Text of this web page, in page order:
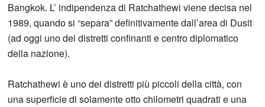
Bangkok. L’ indipendenza di Ratchathewi viene decisa nel
1989, quando si “separa” definitivamente dall’area di Dusit
(ad oggi uno dei distretti confinanti e centro diplomatico
della nazione).
Ratchathewi è uno dei distretti più piccoli della città, con
una superficie di solamente otto chilometri quadrati e una